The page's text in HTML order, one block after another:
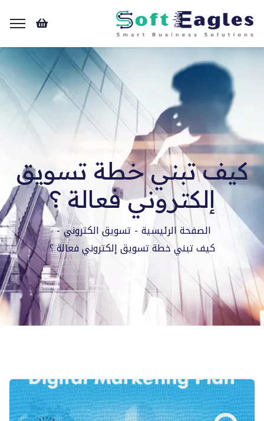
كيف تبني خطة تسويق
إلكتروني فعالة ؟
الصفحة الرئيسية
تسويق الكتروني
كيف تبني خطة تسويق إلكتروني فعالة ؟